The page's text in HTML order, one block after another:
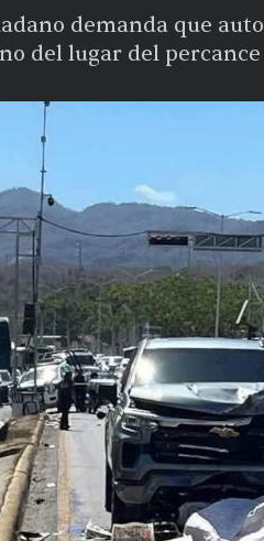
demanda que
del lugar del percance